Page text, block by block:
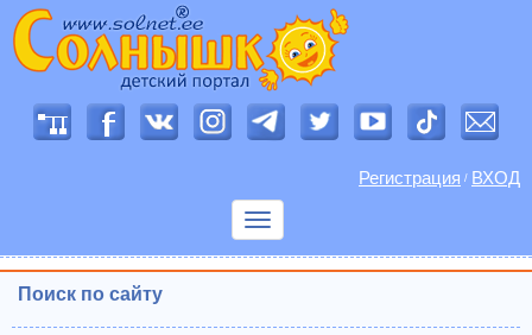
Регистрация / ВХОД
Показать
Поиск по сайту